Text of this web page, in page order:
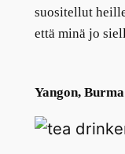
suositellut
että minä jo
Yangon,